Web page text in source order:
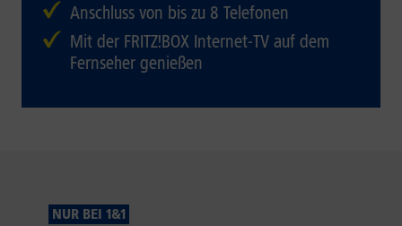
Anschluss von bis zu 8 Telefonen
Mit der FRITZ!BOX Internet-TV auf dem
Fernseher genießen
NUR BEI 1&1